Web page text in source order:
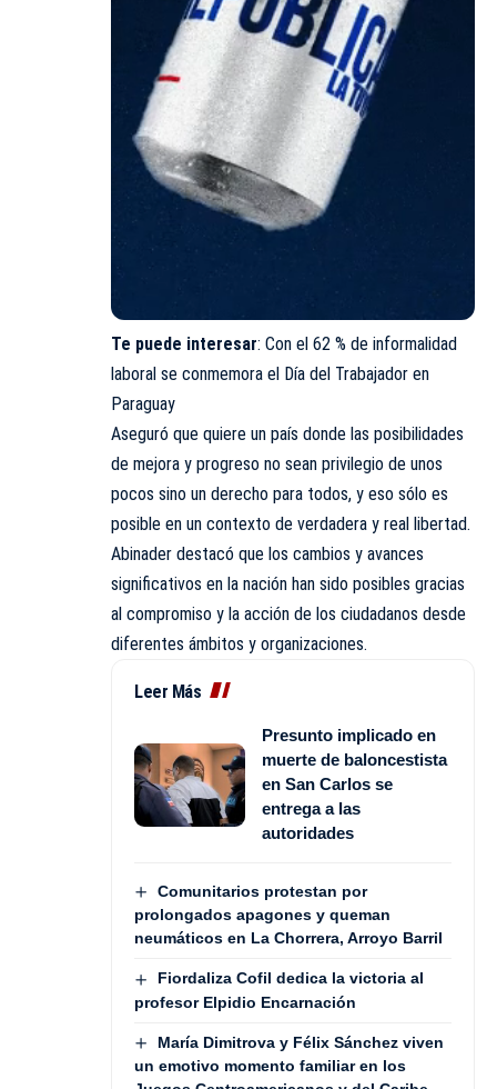
Te puede interesar: Con el 62 % de informalidad
laboral se conmemora el Día del Trabajador en
Paraguay
Aseguró que quiere un país donde las posibilidades
de mejora y progreso no sean privilegio de unos
pocos sino un derecho para todos, y eso sólo es
posible en un contexto de verdadera y real libertad.
Abinader destacó que los cambios y avances
significativos en la nación han sido posibles gracias
al compromiso y la acción de los ciudadanos desde
diferentes ámbitos y organizaciones.
Leer Más
Presunto implicado en
muerte de baloncestista
en San Carlos se
entrega a las
autoridades
Comunitarios protestan por
prolongados apagones y queman
neumáticos en La Chorrera, Arroyo Barril
Fiordaliza Cofil dedica la victoria al
profesor Elpidio Encarnación
María Dimitrova y Félix Sánchez viven
un emotivo momento familiar en los